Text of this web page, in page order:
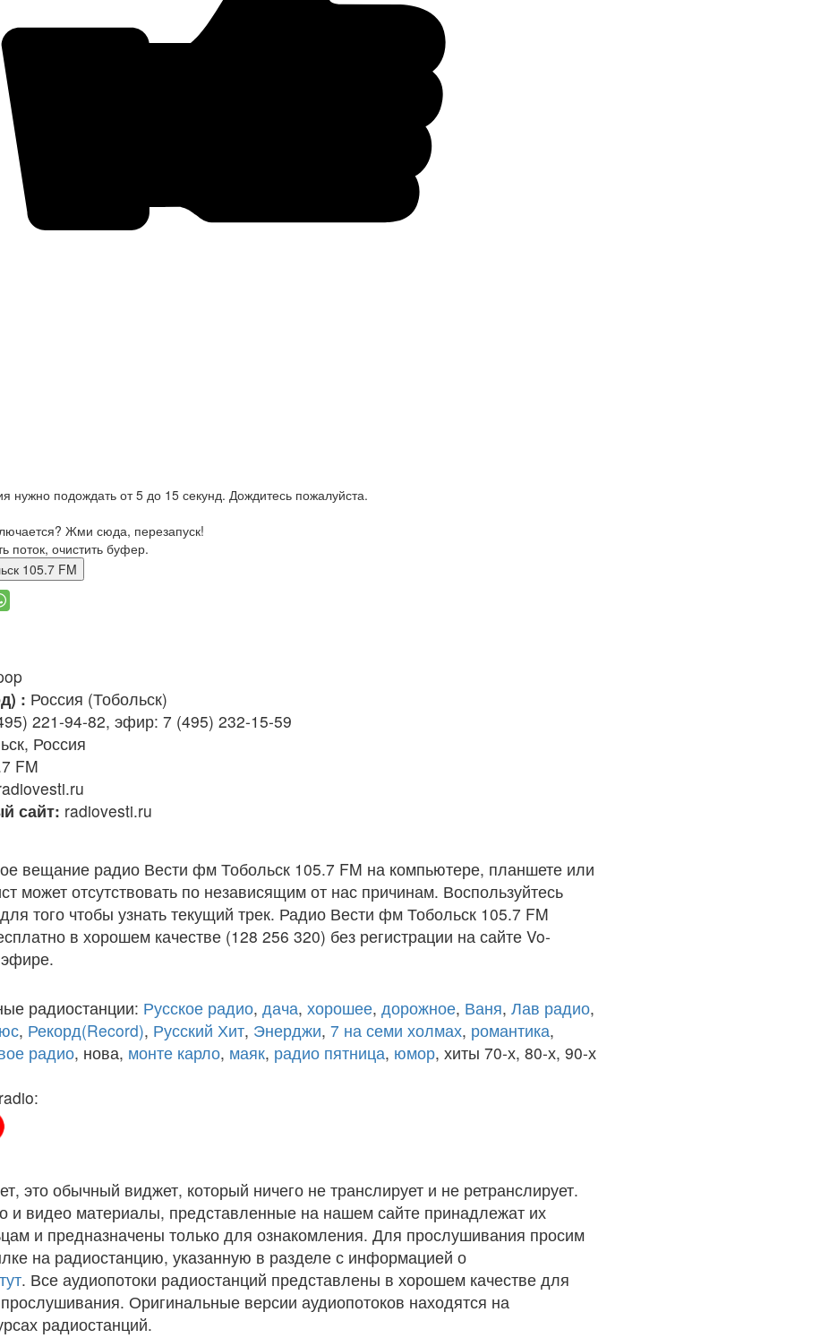
нужно подождать от 5 до 15 секунд. Дождитесь пожалуйста.
Жми сюда, перезапуск!
поток, очистить буфер.
105.7 FM
: Россия (Тобольск)
221-94-82, эфир: 7 (495) 232-15-59
Россия
FM
сайт: radiovesti.ru
вещание радио Вести фм Тобольск 105.7 FM на компьютере, планшете или
может отсутствовать по независящим от нас причинам. Воспользуйтесь
того чтобы узнать текущий трек. Радио Вести фм Тобольск 105.7 FM
в хорошем качестве (128 256 320) без регистрации на сайте Vo-
радиостанции: Русское радио, дача, хорошее, дорожное, Ваня, Лав радио,
, Рекорд(Record), Русский Хит, Энерджи, 7 на семи холмах, романтика,
радио, нова, монте карло, маяк, радио пятница, юмор, хиты 70-х, 80-х, 90-х
это обычный виджет, который ничего не транслирует и не ретранслирует.
и видео материалы, представленные на нашем сайте принадлежат их
и предназначены только для ознакомления. Для прослушивания просим
на радиостанцию, указанную в разделе с информацией о
. Все аудиопотоки радиостанций представлены в хорошем качестве для
Оригинальные версии аудиопотоков находятся на
радиостанций.